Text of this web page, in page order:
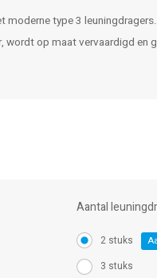
type 3
op maat vervaardigd en
Aantal
2 stuks
3 stuks